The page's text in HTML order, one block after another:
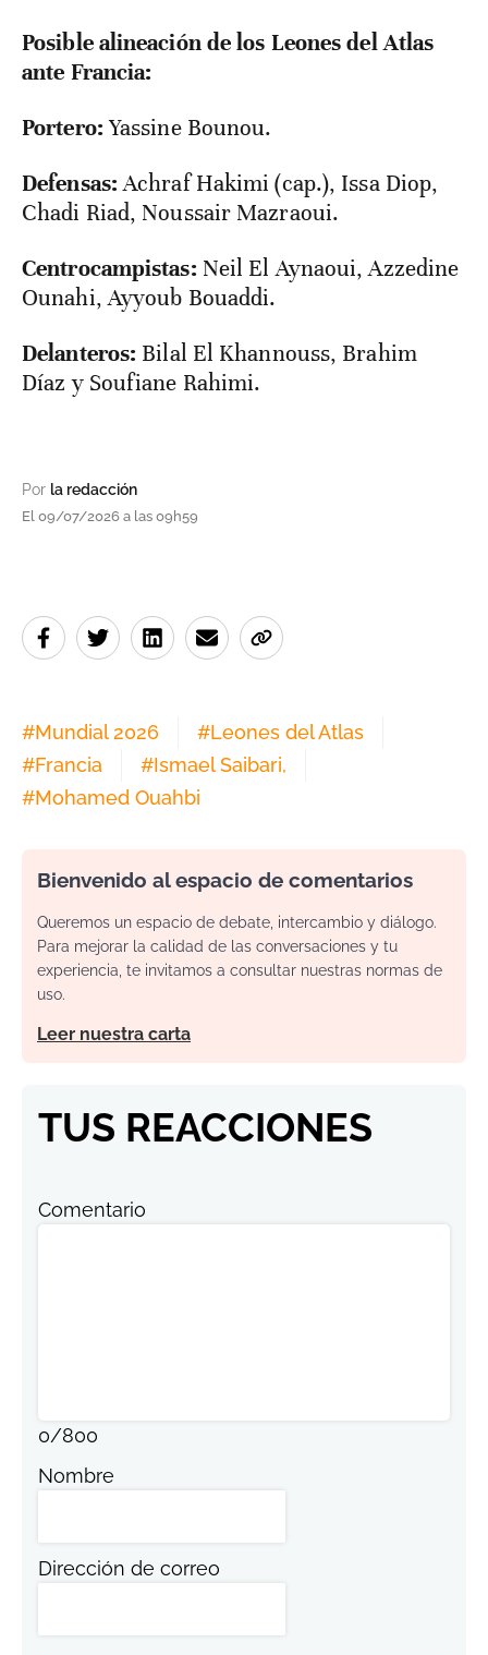
Posible alineación de los Leones del Atlas
ante Francia:
Portero:Yassine Bounou.
Defensas:Achraf Hakimi (cap.), Issa Diop,
Chadi Riad, Noussair Mazraoui.
Centrocampistas: Neil El Aynaoui, Azzedine
Ounahi, Ayyoub Bouaddi.
Delanteros: Bilal El Khannouss, Brahim
Díaz y Soufiane Rahimi.
Por la redacción
El 09/07/2026 a las 09h59
#Mundial 2026 #Leones del Atlas
#Francia #Ismael Saibari,
#Mohamed Ouahbi
Bienvenido al espacio de comentarios
Queremos un espacio de debate, intercambio y diálogo.
Para mejorar la calidad de las conversaciones y tu
experiencia, te invitamos a consultar nuestras normas de
uso.
Leer nuestra carta
TUS REACCIONES
Comentario
0/800
Nombre
Dirección de correo